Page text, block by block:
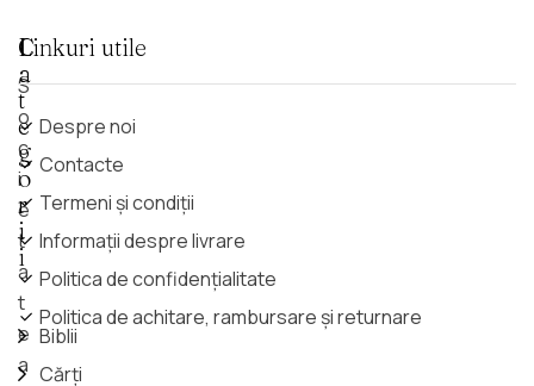
S
o
c
i
e
t
a
t
e
a
C
a
t
e
g
o
r
i
i
Biblii
Cărți
Linkuri utile
Despre noi
Contacte
Termeni și condiții
Informații despre livrare
Politica de confidențialitate
Politica de achitare, rambursare și returnare